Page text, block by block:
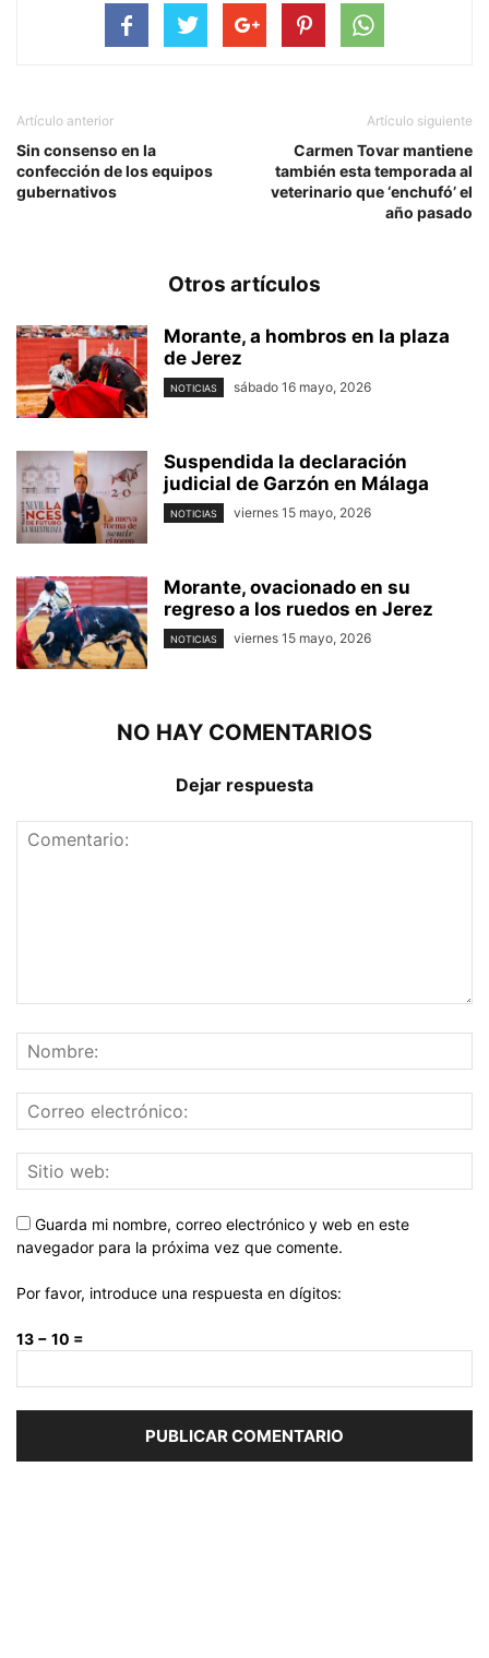
Artículo anterior
Sin consenso en la
confección de los equipos
gubernativos
Artículo siguiente
Carmen Tovar mantiene
también esta temporada al
veterinario que ‘enchufó’ el
año pasado
Otros artículos
Morante, a hombros en la plaza
de Jerez
NOTICIAS sábado 16 mayo, 2026
Suspendida la declaración
judicial de Garzón en Málaga
NOTICIAS viernes 15 mayo, 2026
Morante, ovacionado en su
regreso a los ruedos en Jerez
NOTICIAS viernes 15 mayo, 2026
NO HAY COMENTARIOS
Dejar respuesta
Guarda mi nombre, correo electrónico y web en este
navegador para la próxima vez que comente.
Por favor, introduce una respuesta en dígitos:
13 − 10 =